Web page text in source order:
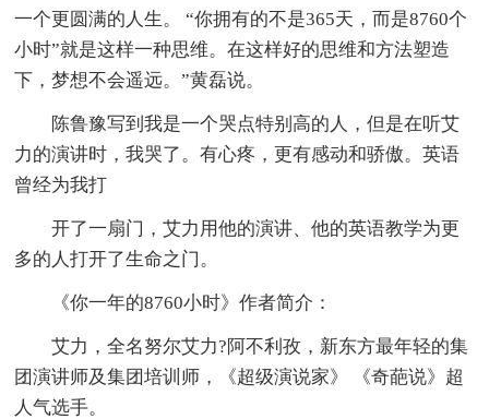
一个更圆满的人生。 “你拥有的不是365天，而是8760个
小时”就是这样一种思维。在这样好的思维和方法塑造
下，梦想不会遥远。”黄磊说。
陈鲁豫写到我是一个哭点特别高的人，但是在听艾
力的演讲时，我哭了。有心疼，更有感动和骄傲。英语
曾经为我打
开了一扇门，艾力用他的演讲、他的英语教学为更
多的人打开了生命之门。
《你一年的8760小时》作者简介：
艾力，全名努尔艾力?阿不利孜，新东方最年轻的集
团演讲师及集团培训师，《超级演说家》 《奇葩说》超
人气选手。